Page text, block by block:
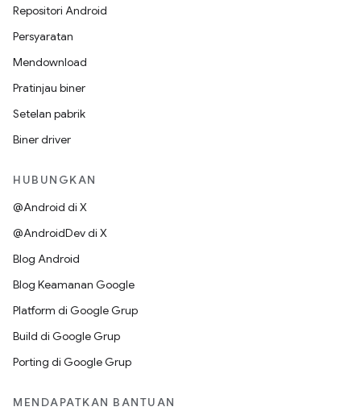
Repositori Android
Persyaratan
Mendownload
Pratinjau biner
Setelan pabrik
Biner driver
HUBUNGKAN
@Android di X
@AndroidDev di X
Blog Android
Blog Keamanan Google
Platform di Google Grup
Build di Google Grup
Porting di Google Grup
MENDAPATKAN BANTUAN